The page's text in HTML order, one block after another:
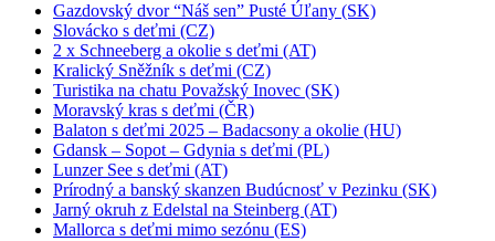
Gazdovský dvor “Náš sen” Pusté Úľany (SK)
Slovácko s deťmi (CZ)
2 x Schneeberg a okolie s deťmi (AT)
Kralický Sněžník s deťmi (CZ)
Turistika na chatu Považský Inovec (SK)
Moravský kras s deťmi (ČR)
Balaton s deťmi 2025 – Badacsony a okolie (HU)
Gdansk – Sopot – Gdynia s deťmi (PL)
Lunzer See s deťmi (AT)
Prírodný a banský skanzen Budúcnosť v Pezinku (SK)
Jarný okruh z Edelstal na Steinberg (AT)
Mallorca s deťmi mimo sezónu (ES)